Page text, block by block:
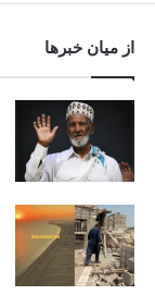
از میان خبرها